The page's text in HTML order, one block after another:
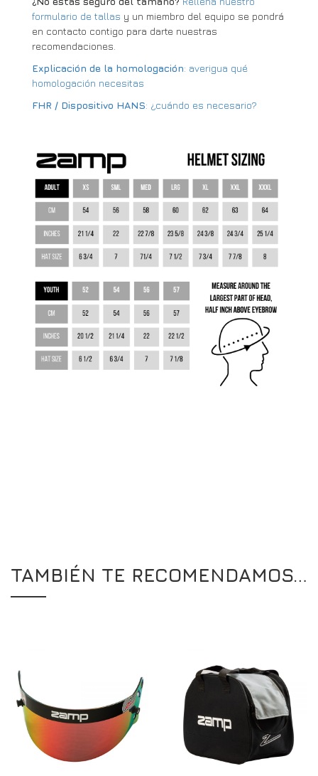
formulario de tallas y un miembro del equipo se pondrá
en contacto contigo para darte nuestras
recomendaciones.
Explicación de la homologación: averigua qué
homologación necesitas
FHR / Dispositivo HANS: ¿cuándo es necesario?
TAMBIÉN TE RECOMENDAMOS…